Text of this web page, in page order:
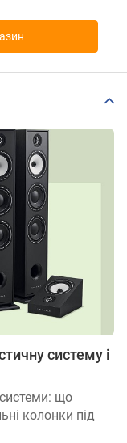
систему і
системи: що
колонки під